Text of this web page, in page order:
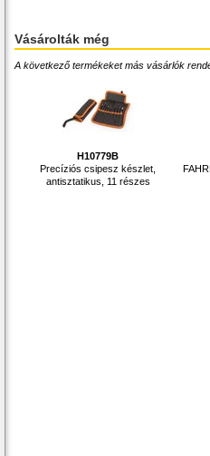
Vásárolták még
A következő termékeket más vásárlók
H10779B
Precíziós csipesz készlet,
antisztatikus, 11 részes